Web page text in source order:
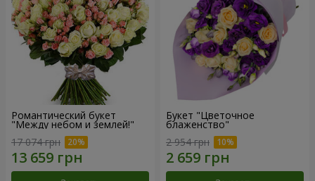
Романтический букет
"Между небом и землей!"
17 074 грн
Букет "Цветочное
блаженство"
2 954 грн